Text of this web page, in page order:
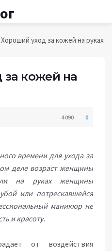
Хороший уход за кожей на руках
кожей на
4 090 0
времени для ухода за
деле возраст женщины
на руках женщины
или потрескавшейся
маникюр не
и красоту.
от воздействия